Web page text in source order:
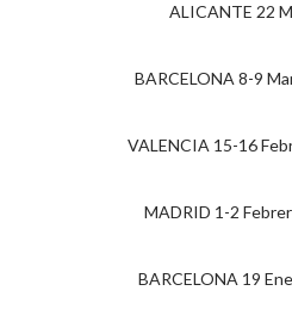
ALICANTE 22
BARCELONA 8-9
VALENCIA 15-16
MADRID 1-2
BARCELONA 19